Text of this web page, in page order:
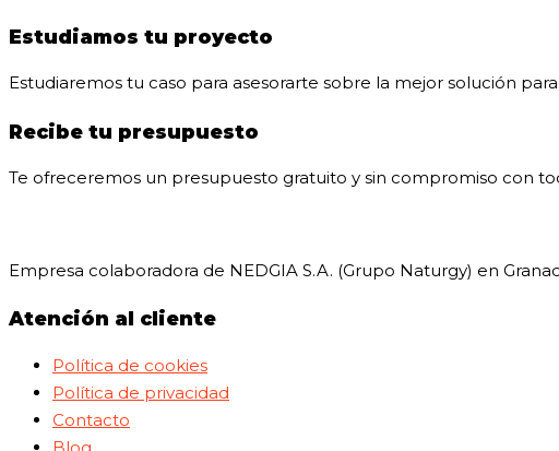
Estudiamos tu proyecto
Estudiaremos tu caso para asesorarte sobre la mejor solución
Recibe tu presupuesto
Te ofreceremos un presupuesto gratuito y sin compromiso con
Empresa colaboradora de NEDGIA S.A. (Grupo Naturgy) en
Atención al cliente
Política de cookies
Política de privacidad
Contacto